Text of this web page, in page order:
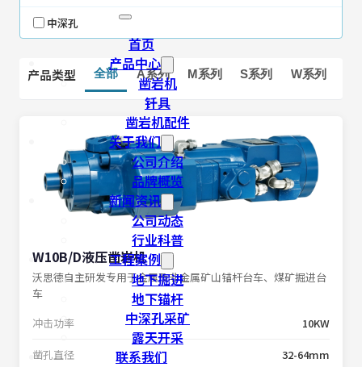
首页
产品中心
凿岩机
钎具
凿岩机配件
关于我们
公司介绍
品牌概览
新闻资讯
公司动态
行业科普
工程案例
地下掘进
地下锚杆
中深孔采矿
露天开采
联系我们
中深孔
产品类型 全部 A系列 M系列 S系列 W系列
W10B/D液压凿岩机
沃思德自主研发专用于金属及非金属矿山锚杆台车、煤矿掘进台
车
冲击功率
10KW
凿孔直径 32-64mm